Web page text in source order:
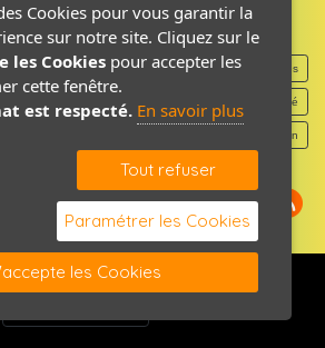
Mentions légales
Politique de confidentialité
Contact / Plan
Cookies pour vous garantir la
sur notre site. Cliquez sur le
les Cookies pour accepter les
cette fenêtre.
est respecté. En savoir plus
Tout refuser
Paramétrer les Cookies
les Cookies